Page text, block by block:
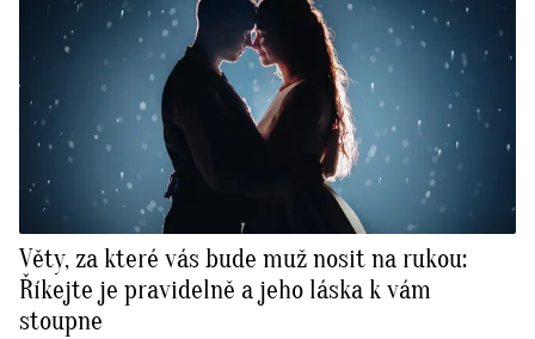
Věty, za které vás bude muž nosit na rukou:
Říkejte je pravidelně a jeho láska k vám
stoupne